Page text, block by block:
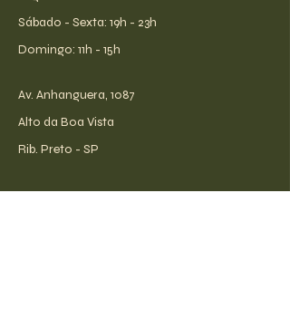
​​Sábado - Sexta: 19h - 23h
​Domingo: 11h - 15h
Av. Anhanguera, 1087
Alto da Boa Vista
Rib. Preto - SP